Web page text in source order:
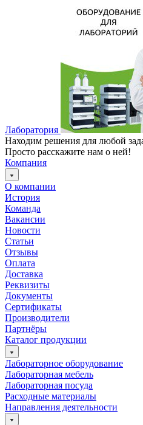
Лаборатория
Находим решения для любой
Просто расскажите нам о ней!
Компания
О компании
История
Команда
Вакансии
Новости
Статьи
Отзывы
Оплата
Доставка
Реквизиты
Документы
Сертификаты
Производители
Партнёры
Каталог продукции
Лабораторное оборудование
Лабораторная мебель
Лабораторная посуда
Расходные материалы
Направления деятельности